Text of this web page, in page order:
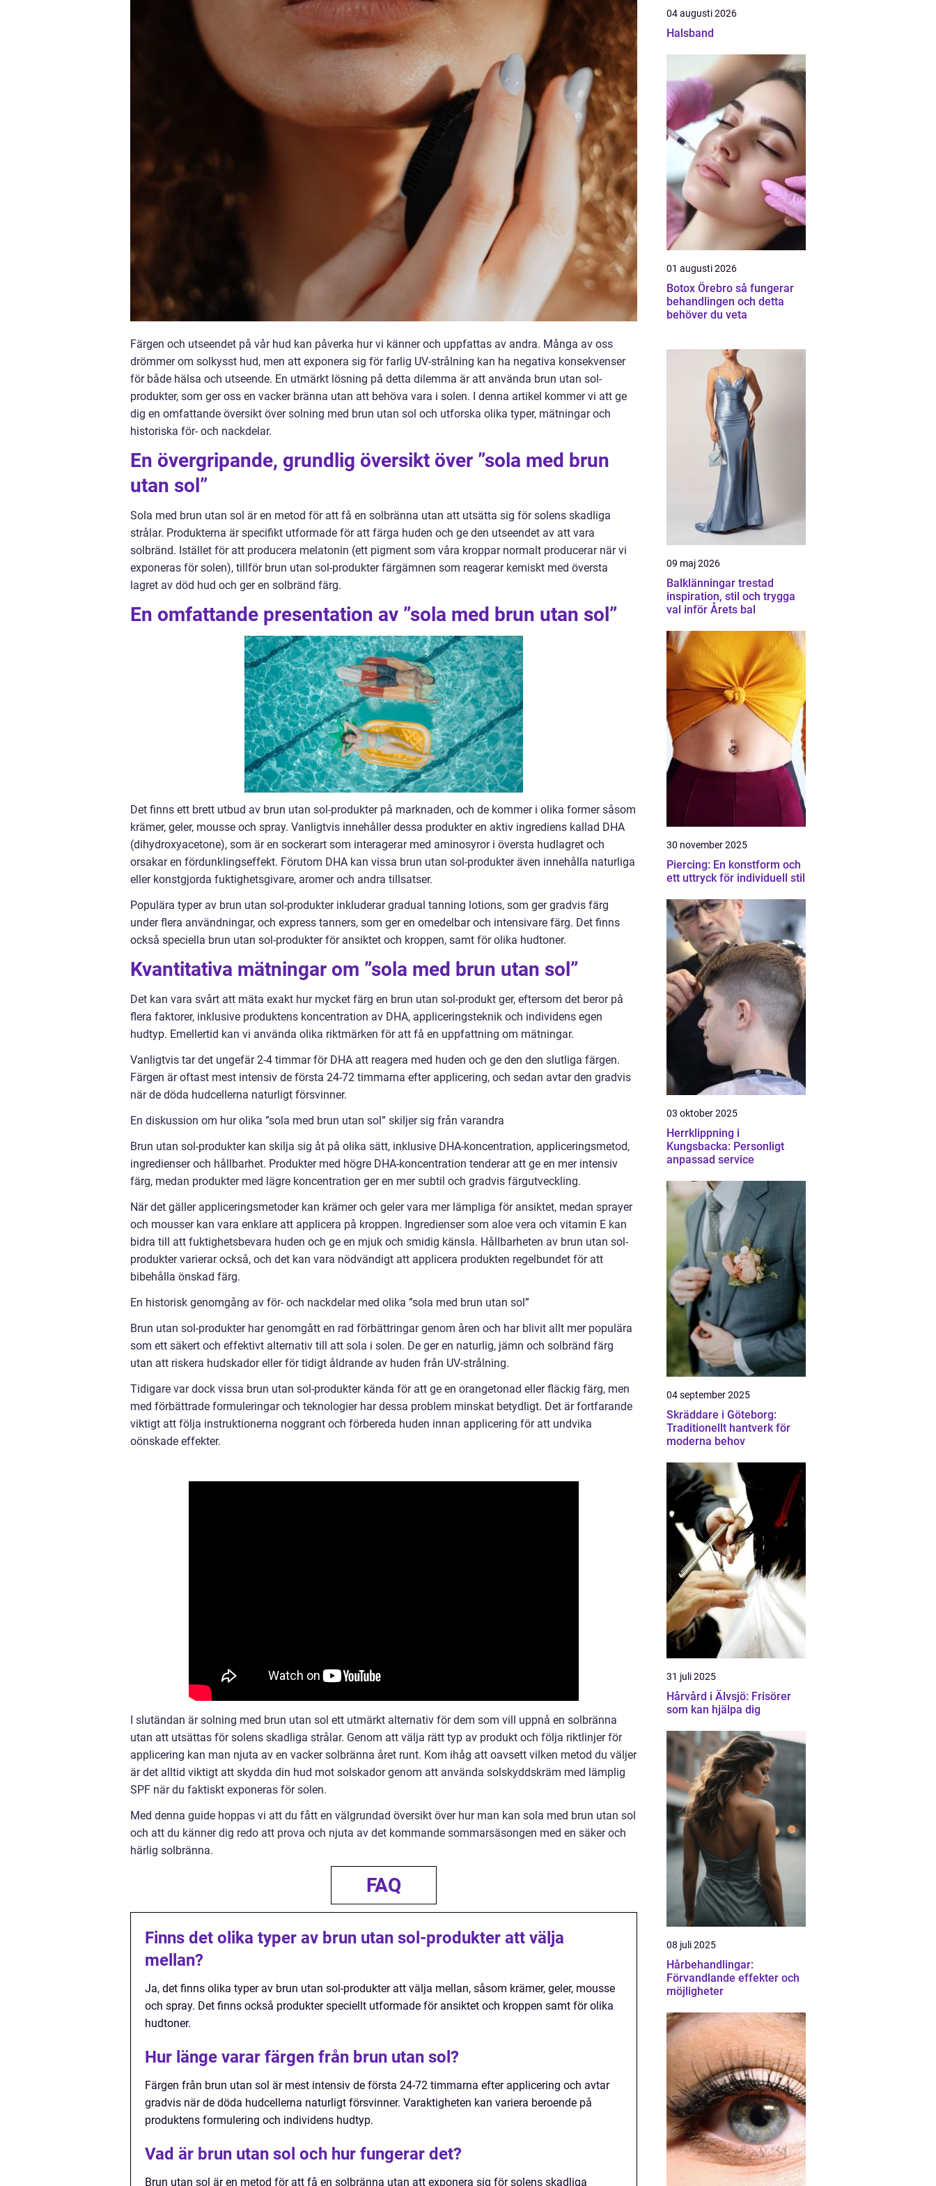
Färgen och utseendet på vår hud kan påverka hur vi känner och uppfattas av andra. Många av oss
drömmer om solkysst hud, men att exponera sig för farlig UV-strålning kan ha negativa konsekvenser
för både hälsa och utseende. En utmärkt lösning på detta dilemma är att använda brun utan sol-
produkter, som ger oss en vacker bränna utan att behöva vara i solen. I denna artikel kommer vi att ge
dig en omfattande översikt över solning med brun utan sol och utforska olika typer, mätningar och
historiska för- och nackdelar.
En övergripande, grundlig översikt över ”sola med brun
utan sol”
Sola med brun utan sol är en metod för att få en solbränna utan att utsätta sig för solens skadliga
strålar. Produkterna är specifikt utformade för att färga huden och ge den utseendet av att vara
solbränd. Istället för att producera melatonin (ett pigment som våra kroppar normalt producerar när vi
exponeras för solen), tillför brun utan sol-produkter färgämnen som reagerar kemiskt med översta
lagret av död hud och ger en solbränd färg.
En omfattande presentation av ”sola med brun utan sol”
Det finns ett brett utbud av brun utan sol-produkter på marknaden, och de kommer i olika former såsom
krämer, geler, mousse och spray. Vanligtvis innehåller dessa produkter en aktiv ingrediens kallad DHA
(dihydroxyacetone), som är en sockerart som interagerar med aminosyror i översta hudlagret och
orsakar en fördunklingseffekt. Förutom DHA kan vissa brun utan sol-produkter även innehålla naturliga
eller konstgjorda fuktighetsgivare, aromer och andra tillsatser.
Populära typer av brun utan sol-produkter inkluderar gradual tanning lotions, som ger gradvis färg
under flera användningar, och express tanners, som ger en omedelbar och intensivare färg. Det finns
också speciella brun utan sol-produkter för ansiktet och kroppen, samt för olika hudtoner.
Kvantitativa mätningar om ”sola med brun utan sol”
Det kan vara svårt att mäta exakt hur mycket färg en brun utan sol-produkt ger, eftersom det beror på
flera faktorer, inklusive produktens koncentration av DHA, appliceringsteknik och individens egen
hudtyp. Emellertid kan vi använda olika riktmärken för att få en uppfattning om mätningar.
Vanligtvis tar det ungefär 2-4 timmar för DHA att reagera med huden och ge den den slutliga färgen.
Färgen är oftast mest intensiv de första 24-72 timmarna efter applicering, och sedan avtar den gradvis
när de döda hudcellerna naturligt försvinner.
En diskussion om hur olika ”sola med brun utan sol” skiljer sig från varandra
Brun utan sol-produkter kan skilja sig åt på olika sätt, inklusive DHA-koncentration, appliceringsmetod,
ingredienser och hållbarhet. Produkter med högre DHA-koncentration tenderar att ge en mer intensiv
färg, medan produkter med lägre koncentration ger en mer subtil och gradvis färgutveckling.
När det gäller appliceringsmetoder kan krämer och geler vara mer lämpliga för ansiktet, medan sprayer
och mousser kan vara enklare att applicera på kroppen. Ingredienser som aloe vera och vitamin E kan
bidra till att fuktighetsbevara huden och ge en mjuk och smidig känsla. Hållbarheten av brun utan sol-
produkter varierar också, och det kan vara nödvändigt att applicera produkten regelbundet för att
bibehålla önskad färg.
En historisk genomgång av för- och nackdelar med olika ”sola med brun utan sol”
Brun utan sol-produkter har genomgått en rad förbättringar genom åren och har blivit allt mer populära
som ett säkert och effektivt alternativ till att sola i solen. De ger en naturlig, jämn och solbränd färg
utan att riskera hudskador eller för tidigt åldrande av huden från UV-strålning.
Tidigare var dock vissa brun utan sol-produkter kända för att ge en orangetonad eller fläckig färg, men
med förbättrade formuleringar och teknologier har dessa problem minskat betydligt. Det är fortfarande
viktigt att följa instruktionerna noggrant och förbereda huden innan applicering för att undvika
oönskade effekter.
I slutändan är solning med brun utan sol ett utmärkt alternativ för dem som vill uppnå en solbränna
utan att utsättas för solens skadliga strålar. Genom att välja rätt typ av produkt och följa riktlinjer för
applicering kan man njuta av en vacker solbränna året runt. Kom ihåg att oavsett vilken metod du väljer
är det alltid viktigt att skydda din hud mot solskador genom att använda solskyddskräm med lämplig
SPF när du faktiskt exponeras för solen.
Med denna guide hoppas vi att du fått en välgrundad översikt över hur man kan sola med brun utan sol
och att du känner dig redo att prova och njuta av det kommande sommarsäsongen med en säker och
härlig solbränna.
FAQ
Finns det olika typer av brun utan sol-produkter att välja
mellan?
Ja, det finns olika typer av brun utan sol-produkter att välja mellan, såsom krämer, geler, mousse
och spray. Det finns också produkter speciellt utformade för ansiktet och kroppen samt för olika
hudtoner.
Hur länge varar färgen från brun utan sol?
Färgen från brun utan sol är mest intensiv de första 24-72 timmarna efter applicering och avtar
gradvis när de döda hudcellerna naturligt försvinner. Varaktigheten kan variera beroende på
produktens formulering och individens hudtyp.
Vad är brun utan sol och hur fungerar det?
Brun utan sol är en metod för att få en solbränna utan att exponera sig för solens skadliga
04 augusti 2026
Halsband
01 augusti 2026
Botox Örebro så fungerar
behandlingen och detta
behöver du veta
09 maj 2026
Balklänningar trestad
inspiration, stil och trygga
val inför Årets bal
30 november 2025
Piercing: En konstform och
ett uttryck för individuell stil
03 oktober 2025
Herrklippning i
Kungsbacka: Personligt
anpassad service
04 september 2025
Skräddare i Göteborg:
Traditionellt hantverk för
moderna behov
31 juli 2025
Hårvård i Älvsjö: Frisörer
som kan hjälpa dig
08 juli 2025
Hårbehandlingar:
Förvandlande effekter och
möjligheter